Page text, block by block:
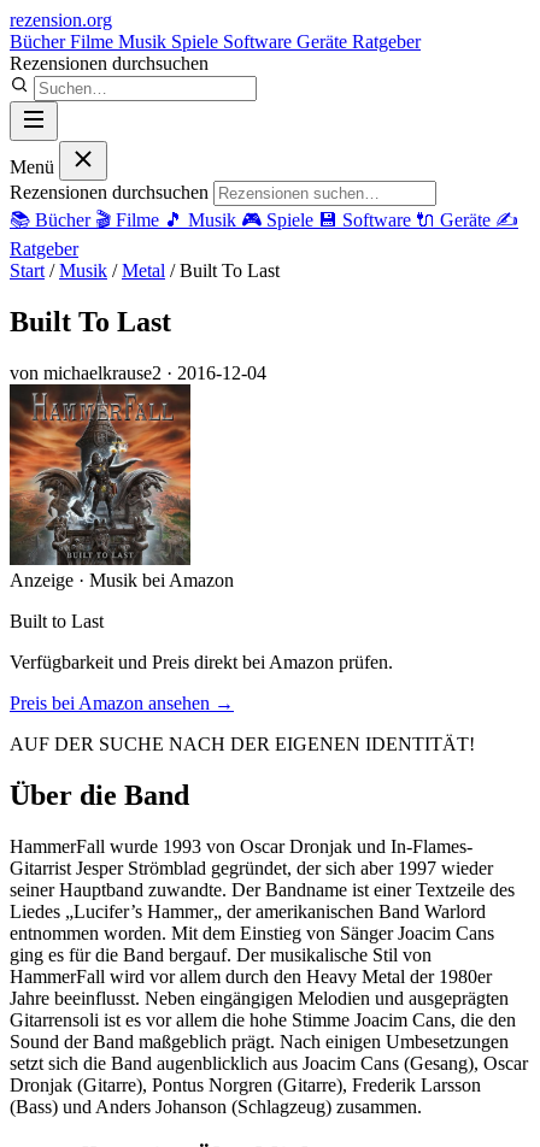
rezension.org
BücherFilme Musik Spiele Software Geräte Ratgeber
Rezensionen durchsuchen
Menü
Rezensionen durchsuchen
📚 Bücher 🎬 Filme 🎵 Musik 🎮 Spiele 💾 Software 🔌 Geräte ✍️
Ratgeber
Start / Musik / Metal / Built To Last
Built To Last
von michaelkrause2 · 2016-12-04
Anzeige · Musik bei Amazon
Built to Last
Verfügbarkeit und Preis direkt bei Amazon prüfen.
Preis bei Amazon ansehen →
AUF DER SUCHE NACH DER EIGENEN IDENTITÄT!
Über die Band
HammerFall wurde 1993 von Oscar Dronjak und In-Flames-
Gitarrist Jesper Strömblad gegründet, der sich aber 1997 wieder
seiner Hauptband zuwandte. Der Bandname ist einer Textzeile des
Liedes „Lucifer’s Hammer„ der amerikanischen Band Warlord
entnommen worden. Mit dem Einstieg von Sänger Joacim Cans
ging es für die Band bergauf. Der musikalische Stil von
HammerFall wird vor allem durch den Heavy Metal der 1980er
Jahre beeinflusst. Neben eingängigen Melodien und ausgeprägten
Gitarrensoli ist es vor allem die hohe Stimme Joacim Cans, die den
Sound der Band maßgeblich prägt. Nach einigen Umbesetzungen
setzt sich die Band augenblicklich aus Joacim Cans (Gesang), Oscar
Dronjak (Gitarre), Pontus Norgren (Gitarre), Frederik Larsson
(Bass) und Anders Johanson (Schlagzeug) zusammen.